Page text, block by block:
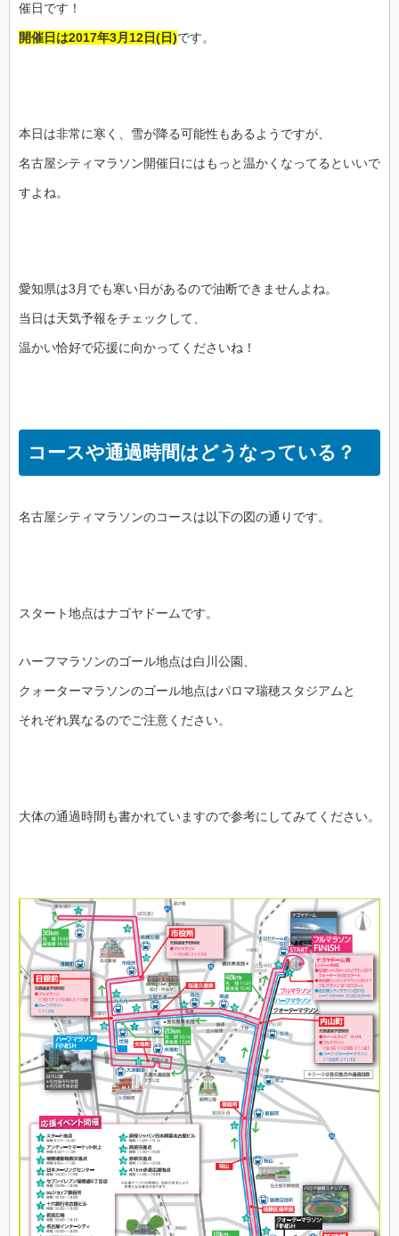
催日です！
開催日は2017年3月12日(日)です。
本日は非常に寒く、雪が降る可能性もあるようですが、
名古屋シティマラソン開催日にはもっと温かくなってるといいで
すよね。
愛知県は3月でも寒い日があるので油断できませんよね。
当日は天気予報をチェックして、
温かい恰好で応援に向かってくださいね！
コースや通過時間はどうなっている？
名古屋シティマラソンのコースは以下の図の通りです。
スタート地点はナゴヤドームです。
ハーフマラソンのゴール地点は白川公園、
クォーターマラソンのゴール地点はパロマ瑞穂スタジアムと
それぞれ異なるのでご注意ください。
大体の通過時間も書かれていますので参考にしてみてください。